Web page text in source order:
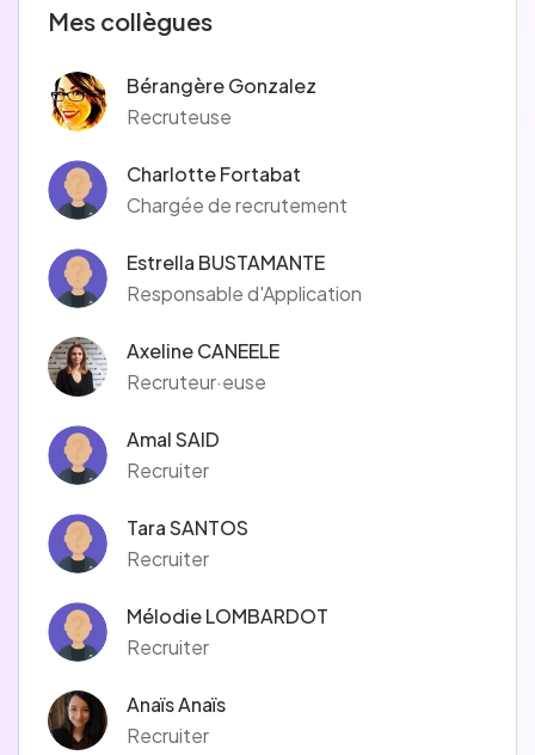
Mes collègues
Bérangère Gonzalez
Recruteuse
Charlotte Fortabat
Chargée de recrutement
Estrella BUSTAMANTE
Responsable d'Application
Axeline CANEELE
Recruteur·euse
Amal SAID
Recruiter
Tara SANTOS
Recruiter
Mélodie LOMBARDOT
Recruiter
Anaïs Anaïs
Recruiter